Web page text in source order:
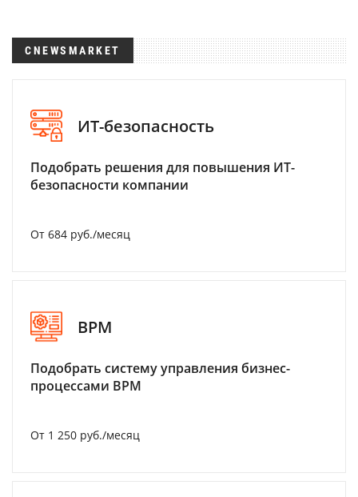
CNEWSMARKET
ИТ-безопасность
Подобрать решения для повышения ИТ-
безопасности компании
От 684 руб./месяц
BPM
Подобрать систему управления бизнес-
процессами BPM
От 1 250 руб./месяц